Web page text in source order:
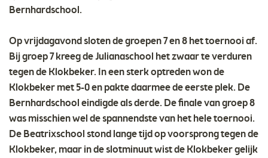
Bernhardschool.
Op vrijdagavond sloten de groepen 7 en 8 het toernooi af.
Bij groep 7 kreeg de Julianaschool het zwaar te verduren
tegen de Klokbeker. In een sterk optreden won de
Klokbeker met 5-0 en pakte daarmee de eerste plek. De
Bernhardschool eindigde als derde. De finale van groep 8
was misschien wel de spannendste van het hele toernooi.
De Beatrixschool stond lange tijd op voorsprong tegen de
Klokbeker, maar in de slotminuut wist de Klokbeker gelijk